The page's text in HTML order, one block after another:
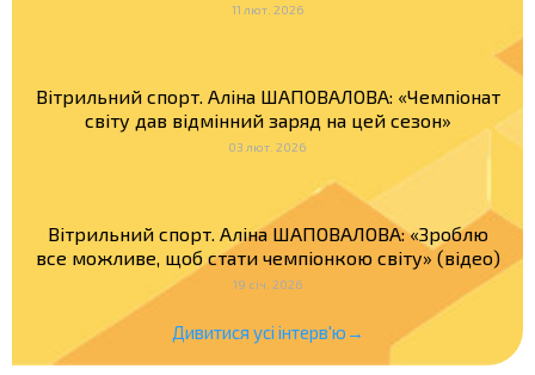
11 лют. 2026
Вітрильний спорт. Аліна ШАПОВАЛОВА: «Чемпіонат
світу дав відмінний заряд на цей сезон»
03 лют. 2026
Вітрильний спорт. Аліна ШАПОВАЛОВА: «Зроблю
все можливе, щоб стати чемпіонкою світу» (відео)
19 січ. 2026
Дивитися усі інтерв'ю→